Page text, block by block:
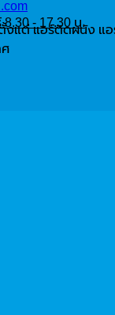
8.30 - 17.30 น.
งแต่ แอร์ติดผนัง แ
ศ